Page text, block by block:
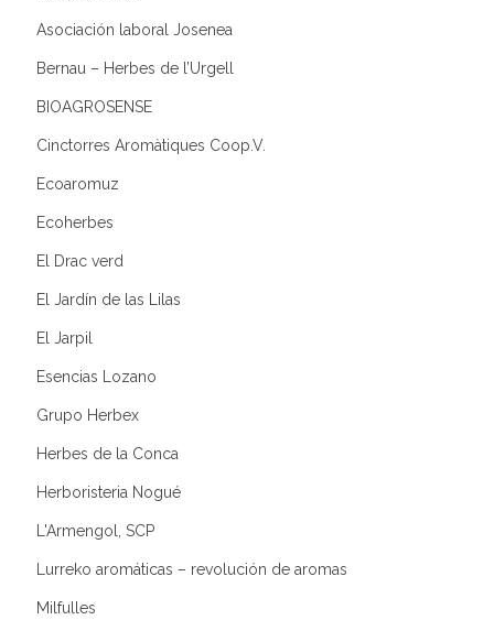
Asociación laboral Josenea
Bernau – Herbes de l’Urgell
BIOAGROSENSE
Cinctorres Aromàtiques Coop.V.
Ecoaromuz
Ecoherbes
El Drac verd
El Jardín de las Lilas
El Jarpil
Esencias Lozano
Grupo Herbex
Herbes de la Conca
Herboristeria Nogué
L'Armengol, SCP
Lurreko aromáticas – revolución de aromas
Milfulles